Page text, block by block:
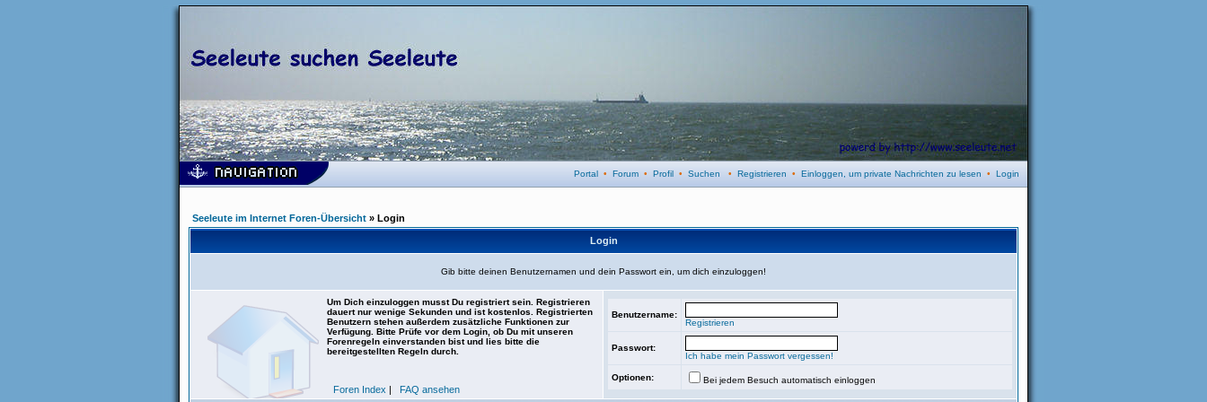
Portal • Forum • Profil • Suchen • Registrieren • Einloggen, um private Nachrichten zu lesen • Login
Seeleute im Internet Foren-Übersicht » Login
Login
Gib bitte deinen Benutzernamen und dein Passwort ein, um dich einzuloggen!
Um Dich einzuloggen musst Du registriert sein. Registrieren
dauert nur wenige Sekunden und ist kostenlos. Registrierten
Benutzern stehen außerdem zusätzliche Funktionen zur
Verfügung. Bitte Prüfe vor dem Login, ob Du mit unseren
Forenregeln einverstanden bist und lies bitte die
bereitgestellten Regeln durch.
Foren Index | FAQ ansehen
Benutzername:
Registrieren
Passwort:
Ich habe mein Passwort vergessen!
Optionen: Bei jedem Besuch automatisch einloggen